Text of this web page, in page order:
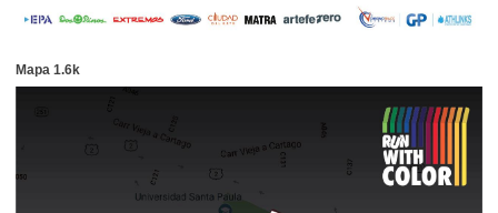
Mapa 1.6k